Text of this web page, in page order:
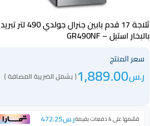
ثلاجة 17 قدم بابين جنرال جولدي 490 لتر تبريد
بالبخار استيل – GR490NF
سعر المنتج
ر.س1,889.00( يشمل الضريبة المضافة )
قسّمها على 4 دفعات بقيمة ر.س472.25